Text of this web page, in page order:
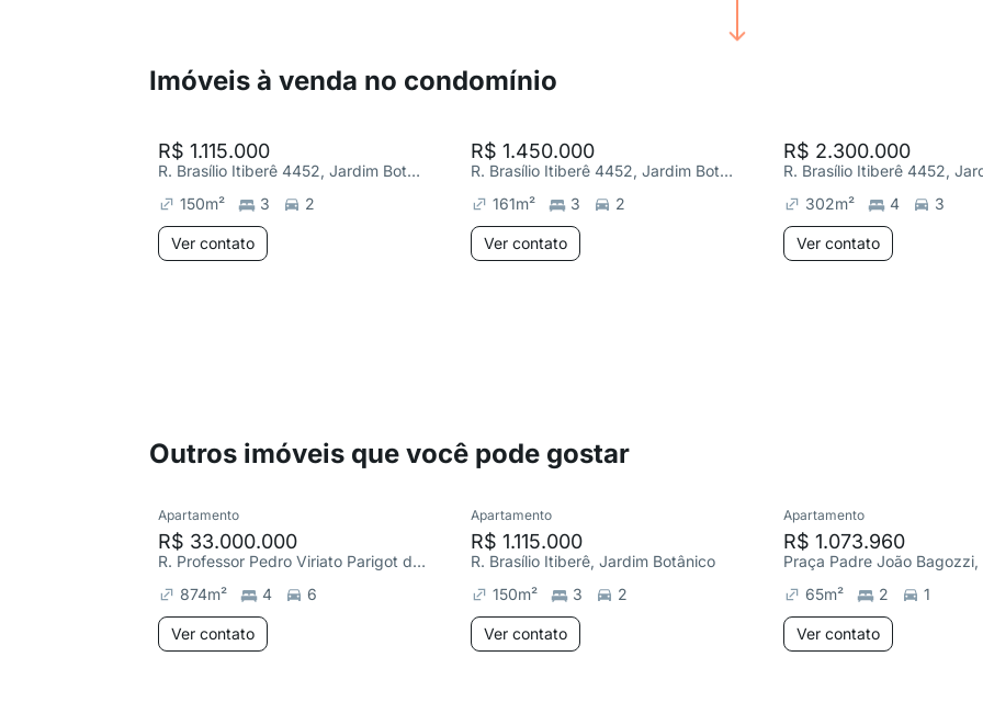
Imóveis à venda no condomínio
R$ 1.115.000
R. Brasílio Itiberê 4452, Jardim Botânico
150m² 3 2
Ver contato
R$ 1.450.000
R. Brasílio Itiberê 4452, Jardim Botânico
161m² 3 2
Ver contato
R$ 2.300.000
302m² 4 3
Ver contato
Outros imóveis que você pode gostar
Apartamento
R$ 33.000.000
R. Professor Pedro Viriato Parigot de Souza, Mossunguê
874m² 4 6
Ver contato
Apartamento
R$ 1.115.000
R. Brasílio Itiberê, Jardim Botânico
150m² 3 2
Ver contato
Apartamento
R$ 1.073.960
Praça Padre João Bagozzi,
65m² 2 1
Ver contato